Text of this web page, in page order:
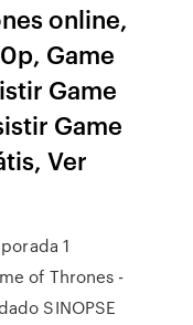
online,
Game
Game
Game
Ver
1
of Thrones -
SINOPSE